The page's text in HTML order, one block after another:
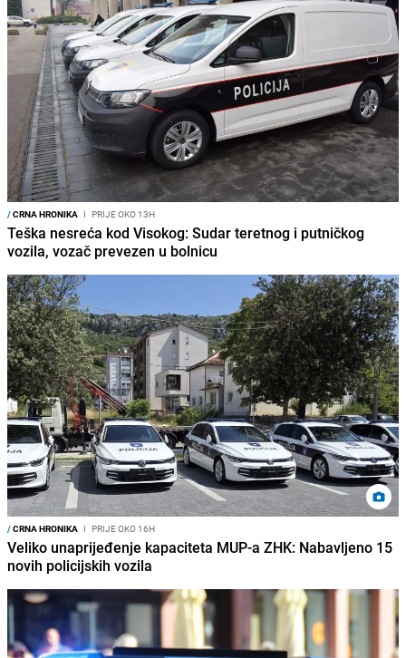
/CRNA HRONIKA I PRIJE OKO 13H
Teška nesreća kod Visokog: Sudar teretnog i putničkog
vozila, vozač prevezen u bolnicu
/CRNA HRONIKA I PRIJE OKO 16H
Veliko unaprijeđenje kapaciteta MUP-a ZHK: Nabavljeno 15
novih policijskih vozila